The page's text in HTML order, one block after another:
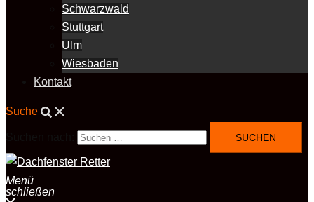
Schwarzwald
Stuttgart
Ulm
Wiesbaden
Kontakt
Suche
Menü
schließen